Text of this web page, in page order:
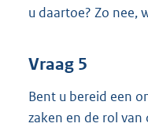
u daartoe? Zo nee,
Vraag 5
Bent u bereid een
zaken en de rol